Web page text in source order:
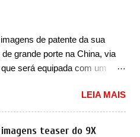
do mercado brasileiro, algo
time que está ganhando se
longo da sua história, ela...
visuais na dianteira e
mais moderna da marca,
motivos para que essa
tão recente assim (o que
Pelas imagens teaser, se
sedã contará com um novo
dianteira. Ele passa a trazer
de patente da sua
grande porte na China, via
será equipada com um
de patente de uma nova
Registradas no Ministério
Tecnologia da Informação, o
LEIA MAIS
teaser do 9X